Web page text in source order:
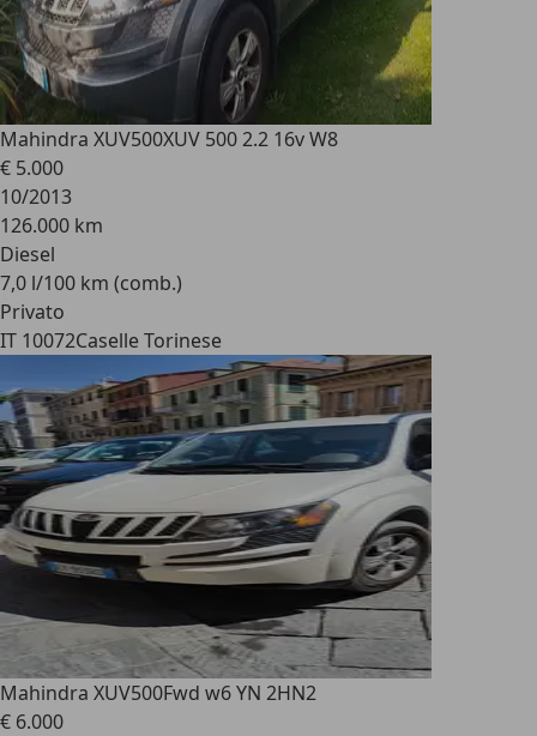
Mahindra XUV500XUV 500 2.2 16v W8
€ 5.000
10/2013
126.000 km
Diesel
7,0 l/100 km (comb.)
Privato
IT 10072Caselle Torinese
Mahindra XUV500Fwd w6 YN 2HN2
€ 6.000